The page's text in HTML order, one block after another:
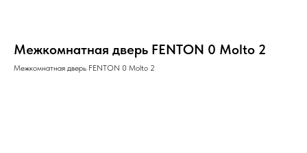
Межкомнатная дверь FENTON 0 Molto 2
Межкомнатная дверь FENTON 0 Molto 2